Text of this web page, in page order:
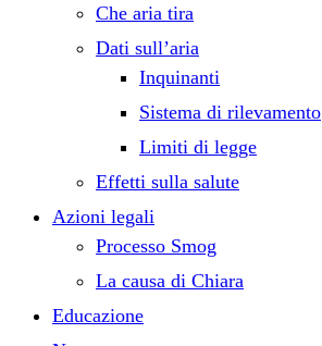
Che aria tira
Dati sull’aria
Inquinanti
Sistema di rilevamento
Limiti di legge
Effetti sulla salute
Azioni legali
Processo Smog
La causa di Chiara
Educazione